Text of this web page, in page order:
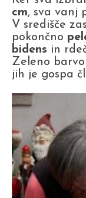
cm, sva vanj
V središče
pokončno
bidens in
Zeleno
jih je gospa